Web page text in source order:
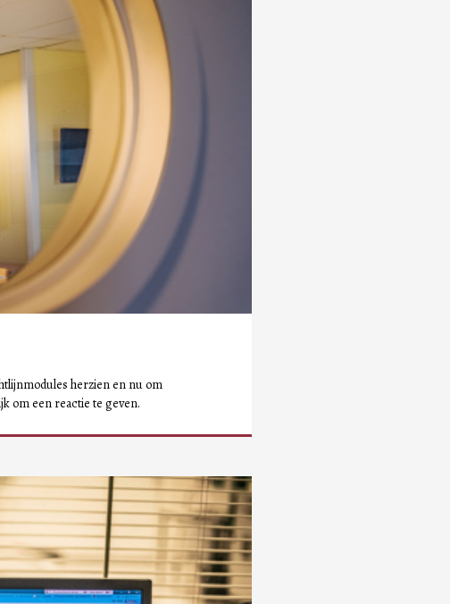
herzien en nu om
om een reactie te geven.